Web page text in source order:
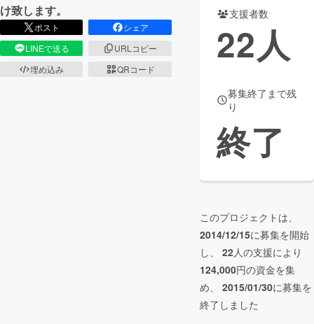
け致します。
ポスト
シェア
LINEで送る
URLコピー
埋め込み
QRコード
支援者数
22人
募集終了まで残
り
終了
このプロジェクトは、
2014/12/15に募集を開始
し、 22人の支援により
124,000円の資金を集
め、 2015/01/30に募集を
終了しました